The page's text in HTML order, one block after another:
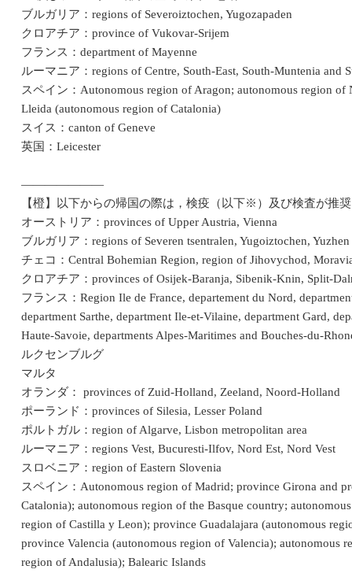
ブルガリア：regions of Severoiztochen, Yugozapaden
クロアチア：province of Vukovar-Srijem
フランス：department of Mayenne
ルーマニア：regions of Centre, South-East, South-Muntenia and
スペイン：Autonomous region of Aragon; autonomous region
Lleida (autonomous region of Catalonia)
スイス：canton of Geneve
英国：Leicester
―――――――
【橙】以下からの帰国の際は，検疫（以下※）及び検査が推
オーストリア：provinces of Upper Austria, Vienna
ブルガリア：regions of Severen tsentralen, Yugoiztochen, Yuzhen
チェコ：Central Bohemian Region, region of Jihovychod,
クロアチア：provinces of Osijek-Baranja, Sibenik-Knin, Split-
フランス：Region Ile de France, departement du Nord,
department Sarthe, department Ile-et-Vilaine, department Gard,
Haute-Savoie, departments Alpes-Maritimes and Bouches-du-
ルクセンブルグ
マルタ
オランダ： provinces of Zuid-Holland, Zeeland, Noord-Holland
ポーランド：provinces of Silesia, Lesser Poland
ポルトガル：region of Algarve, Lisbon metropolitan area
ルーマニア：regions Vest, Bucuresti-Ilfov, Nord Est, Nord Vest
スロベニア：region of Eastern Slovenia
スペイン：Autonomous region of Madrid; province Girona and
Catalonia); autonomous region of the Basque country;
region of Castilla y Leon); province Guadalajara (autonomous
province Valencia (autonomous region of Valencia); autonomous
region of Andalusia); Balearic Islands